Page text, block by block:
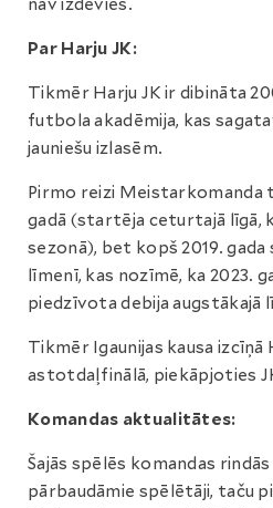
nav izdevies.
Par Harju JK:
Tikmēr Harju JK ir dibināta
futbola akadēmija, kas
jauniešu izlasēm.
Pirmo reizi Meistarkomanda
gadā (startēja ceturtajā līgā,
sezonā), bet kopš 2019.
līmenī, kas nozīmē, ka 2023.
piedzīvota debija augstākajā
Tikmēr Igaunijas kausa izcīņā
astotdaļfinālā, piekāpjoties
Komandas aktualitātes:
Šajās spēlēs komandas
pārbaudāmie spēlētāji, taču